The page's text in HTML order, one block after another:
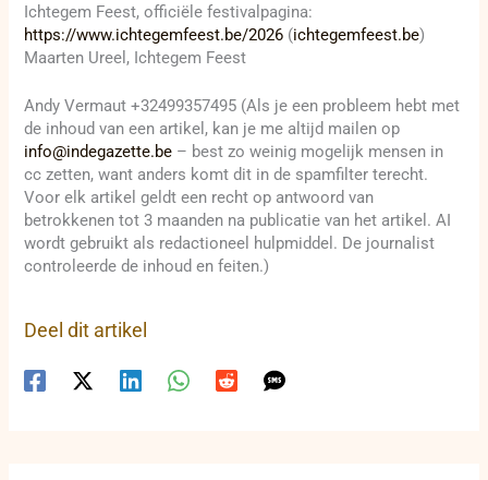
Ichtegem Feest, officiële festivalpagina:
https://www.ichtegemfeest.be/2026 (ichtegemfeest.be)
Maarten Ureel, Ichtegem Feest
Andy Vermaut +32499357495 (Als je een probleem hebt met
de inhoud van een artikel, kan je me altijd mailen op
info@indegazette.be – best zo weinig mogelijk mensen in
cc zetten, want anders komt dit in de spamfilter terecht.
Voor elk artikel geldt een recht op antwoord van
betrokkenen tot 3 maanden na publicatie van het artikel. AI
wordt gebruikt als redactioneel hulpmiddel. De journalist
controleerde de inhoud en feiten.)
Deel dit artikel